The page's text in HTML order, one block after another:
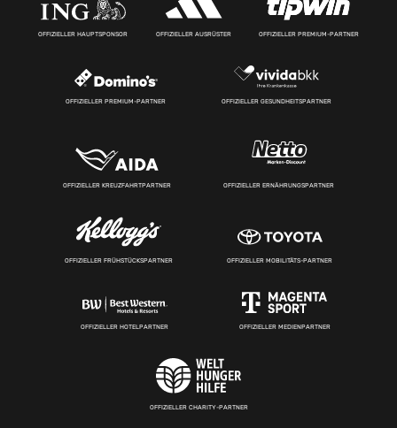
OFFIZIELLER HAUPTSPONSOR OFFIZIELLER AUSRÜSTER OFFIZIELLER PREMIUM-PARTNER
OFFIZIELLER PREMIUM-PARTNER OFFIZIELLER GESUNDHEITSPARTNER
OFFIZIELLER KREUZFAHRTPARTNER OFFIZIELLER ERNÄHRUNGSPARTNER
OFFIZIELLER FRÜHSTÜCKSPARTNER OFFIZIELLER MOBILITÄTS-PARTNER
OFFIZIELLER HOTELPARTNER OFFIZIELLER MEDIENPARTNER
OFFIZIELLER CHARITY-PARTNER